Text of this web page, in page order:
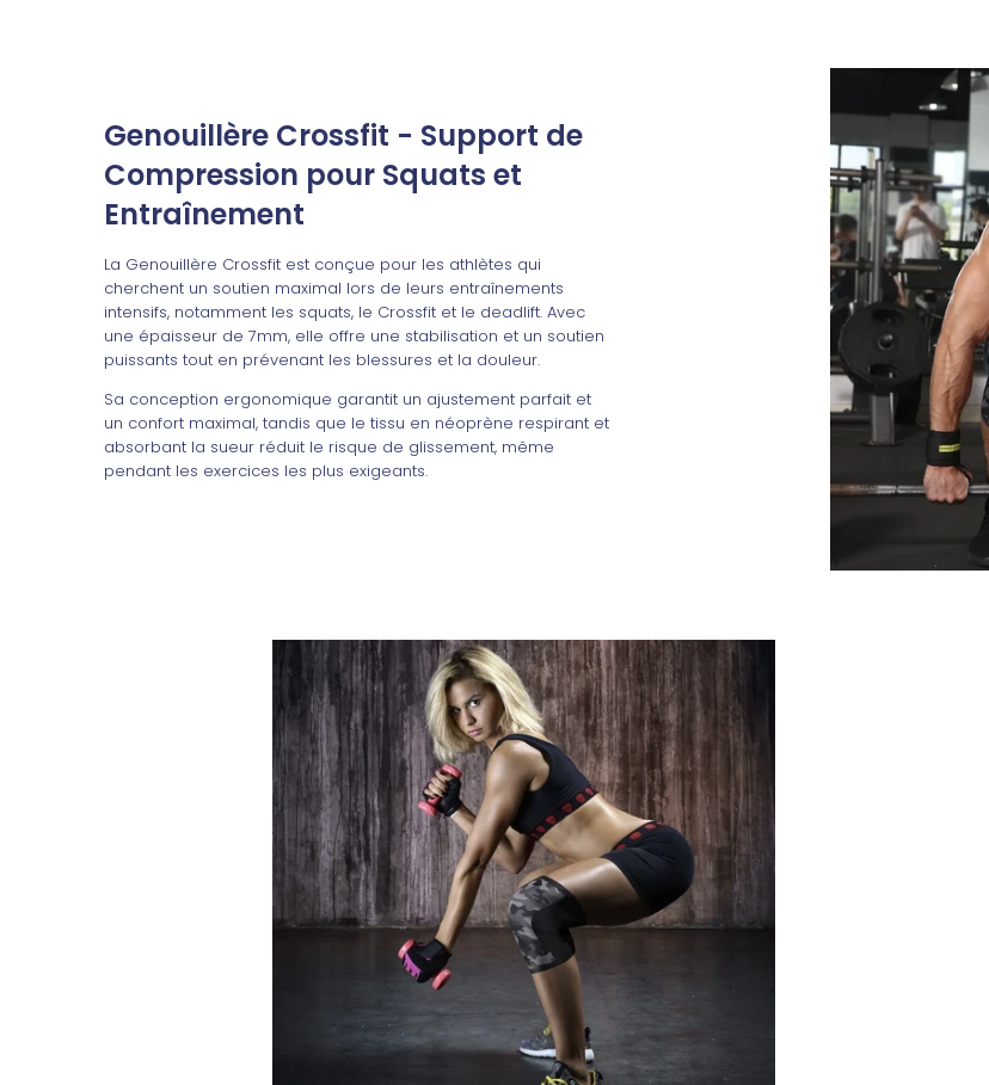
Genouillère Crossfit - Support de
Compression pour Squats et
Entraînement
La Genouillère Crossfit est conçue pour les athlètes qui
cherchent un soutien maximal lors de leurs entraînements
intensifs, notamment les squats, le Crossfit et le deadlift. Avec
une épaisseur de 7mm, elle offre une stabilisation et un soutien
puissants tout en prévenant les blessures et la douleur.
Sa conception ergonomique garantit un ajustement parfait et
un confort maximal, tandis que le tissu en néoprène respirant et
absorbant la sueur réduit le risque de glissement, même
pendant les exercices les plus exigeants.